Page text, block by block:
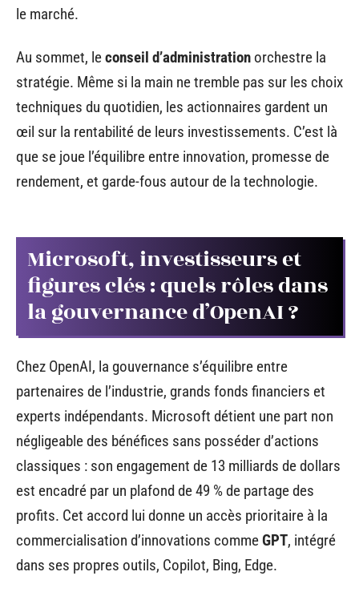
le marché.
Au sommet, leconseil d’administration orchestre la
stratégie. Même si la main ne tremble pas sur les choix
techniques du quotidien, les actionnaires gardent un
œil sur la rentabilité de leurs investissements. C’est là
que se joue l’équilibre entre innovation, promesse de
rendement, et garde-fous autour de la technologie.
Microsoft, investisseurs et
figures clés : quels rôles dans
la gouvernance d’OpenAI ?
Chez OpenAI, la gouvernance s’équilibre entre
partenaires de l’industrie, grands fonds financiers et
experts indépendants. Microsoft détient une part non
négligeable des bénéfices sans posséder d’actions
classiques : son engagement de 13 milliards de dollars
est encadré par un plafond de 49 % de partage des
profits. Cet accord lui donne un accès prioritaire à la
commercialisation d’innovations commeGPT, intégré
dans ses propres outils, Copilot, Bing, Edge.